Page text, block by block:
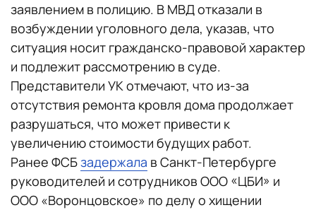
заявлением в полицию. В МВД отказали в
возбуждении уголовного дела, указав, что
ситуация носит гражданско-правовой характер
и подлежит рассмотрению в суде.
Представители УК отмечают, что из-за
отсутствия ремонта кровля дома продолжает
разрушаться, что может привести к
увеличению стоимости будущих работ.
Ранее ФСБзадержала в Санкт-Петербурге
руководителей и сотрудников ООО «ЦБИ» и
ООО «Воронцовское» по делу о хищении